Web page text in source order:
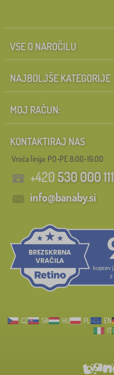
VSE O NAROČILU
NAJBOLJŠE KATEGORIJE
MOJ RAČUN:
KONTAKTIRAJ NAS
Vroča linija: PO-PE 8:00-16:00
+420530 000 111
info@banaby.si
CZ SK HU PL EN
IT